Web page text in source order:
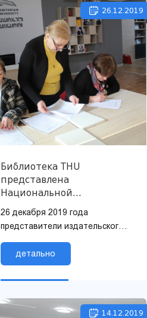
26.12.2019
Библиотека THU
представлена
Национальной
парламентской
библиотекой Грузии
26 декабря 2019 года
представители издательского
парламентской библиотеки
штата Джорджия,
Департамента науки, культуры...
детально
14.12.2019